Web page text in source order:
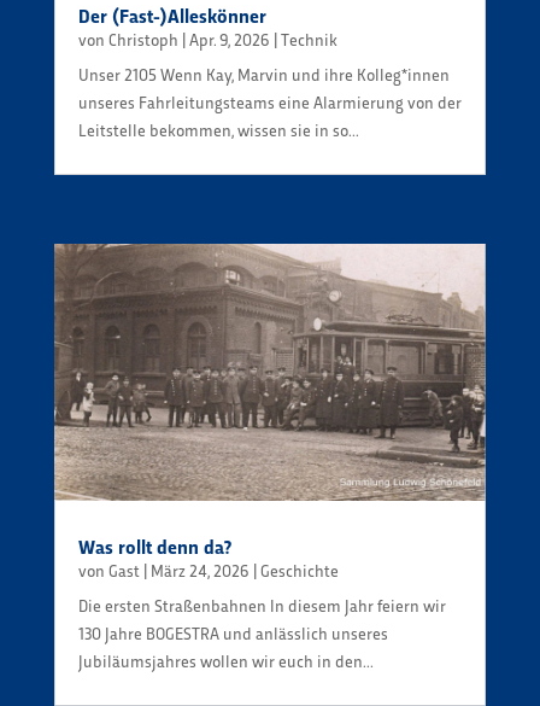
Der (Fast-)Alleskönner
von Christoph |Apr. 9, 2026 |Technik
Unser 2105 Wenn Kay, Marvin und ihre Kolleg*innen
unseres Fahrleitungsteams eine Alarmierung von der
Leitstelle bekommen, wissen sie in so...
Was rollt denn da?
von Gast | März 24, 2026 |Geschichte
Die ersten Straßenbahnen In diesem Jahr feiern wir
130 Jahre BOGESTRA und anlässlich unseres
Jubiläumsjahres wollen wir euch in den...